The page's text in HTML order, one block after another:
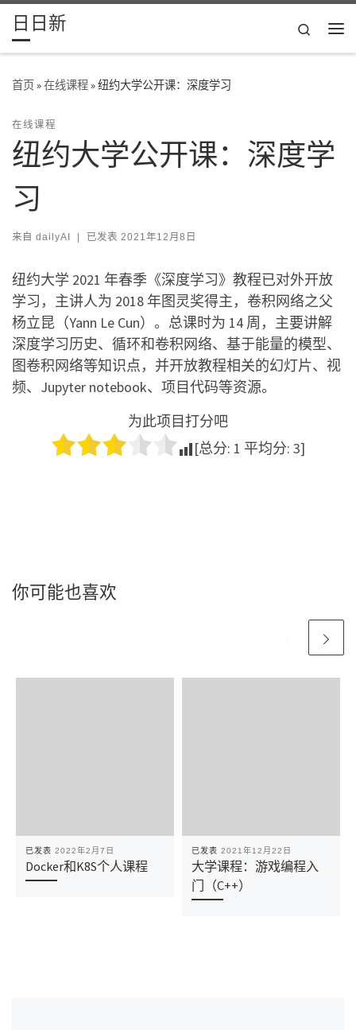
Skip to content
日日新
Search
首页»在线课程»纽约大学公开课：深度学习
在线课程
纽约大学公开课：深度学
习
来自 dailyAI | 已发表 2021年12月8日
纽约大学 2021 年春季《深度学习》教程已对外开放
学习，主讲人为 2018 年图灵奖得主，卷积网络之父
杨立昆（Yann Le Cun）。总课时为 14 周，主要讲解
深度学习历史、循环和卷积网络、基于能量的模型、
图卷积网络等知识点，并开放教程相关的幻灯片、视
频、Jupyter notebook、项目代码等资源。
为此项目打分吧
[总分: 1 平均分: 3]
你可能也喜欢
已发表 2022年2月7日
Docker和K8S个人课程
已发表 2021年12月22日
大学课程：游戏编程入
门（C++）